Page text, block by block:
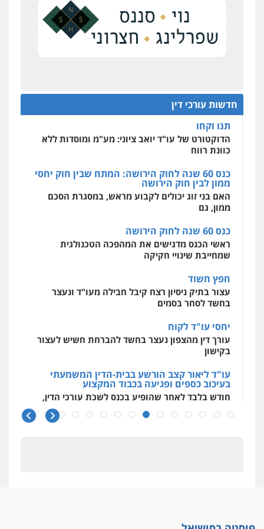
0504578527
אחסון אתרים
מקצועיים לעורכי דין
מרכז התחלה חדשה
אסירים עבירות מין שירותים מקצועיים
לעורכי דין
חדשות עורכי דין
על סדר היום
כנס תובענות ייצוגיות: "בעקבות ה-AI התפתח טרנד
להגנה על עסקים קטנים
תנו וקחו
הדוקטורט של עו"ד יואב ציוני: מע"מ ומוסדות ללא
כוונת רווח
כנס 60 שנה לחוק הירושה: המתח שבין חוק יחסי
ממון לבין חוק הירושה
האם בני זוג יכולים לקבוע מראש, במסגרת הסכם
ממון, גם
כנס 60 שנה לחוק הירושה
ראשי הכנס מדגישים את המהפכה הטכנולגית
שמחייבת שינויי חקיקה
חפץ חשוד
עצור בתיק ניסיון רצח קיבל חבילה מעו"ד ונעצר
בחשד לסחר בסמים
יחסי עו"ד לקוח
עורך דין מהצפון נעצר בחשד להברחת חשיש לעצור
בקישון
עו"ד ליאור קצב הורשע בבית-הדין המשמעתי
בעיכוב כספים ופגיעה בכבוד המקצוע
חודש בלבד לאחר שהופיע בכנס לשכת עורכי הדין,